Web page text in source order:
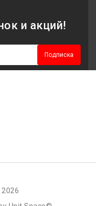
и акций!
Подписка